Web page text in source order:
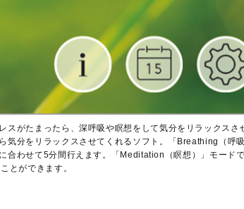
スがたまったら、深呼吸や瞑想をして気分をリラックス
気分をリラックスさせてくれるソフト。「Breathing（呼
合わせて5分間行えます。「Meditation（瞑想）」モード
とができます。